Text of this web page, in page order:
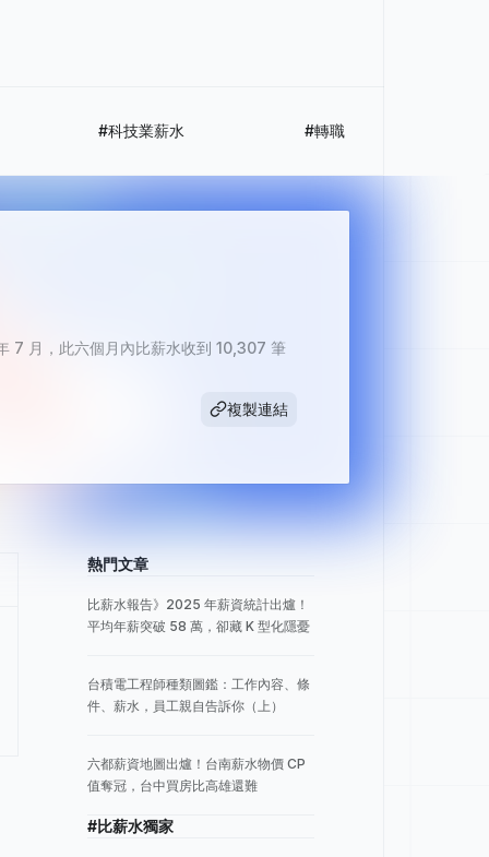
#科技業薪水 #轉職
月，此六個月內比薪水收到 10,307 筆
複製連結
熱門文章
比薪水報告》2025 年薪資統計出爐！
平均年薪突破 58 萬，卻藏 K 型化隱憂
台積電工程師種類圖鑑：工作內容、條
件、薪水，員工親自告訴你（上）
六都薪資地圖出爐！台南薪水物價 CP
值奪冠，台中買房比高雄還難
#比薪水獨家